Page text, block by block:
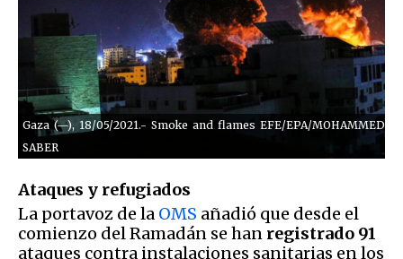
Gaza (—), 18/05/2021.- Smoke and flames EFE/EPA/MOHAMMED
SABER
Ataques y refugiados
La portavoz de la OMS añadió que desde el
comienzo del Ramadán se han registrado 91
ataques contra instalaciones sanitarias en los